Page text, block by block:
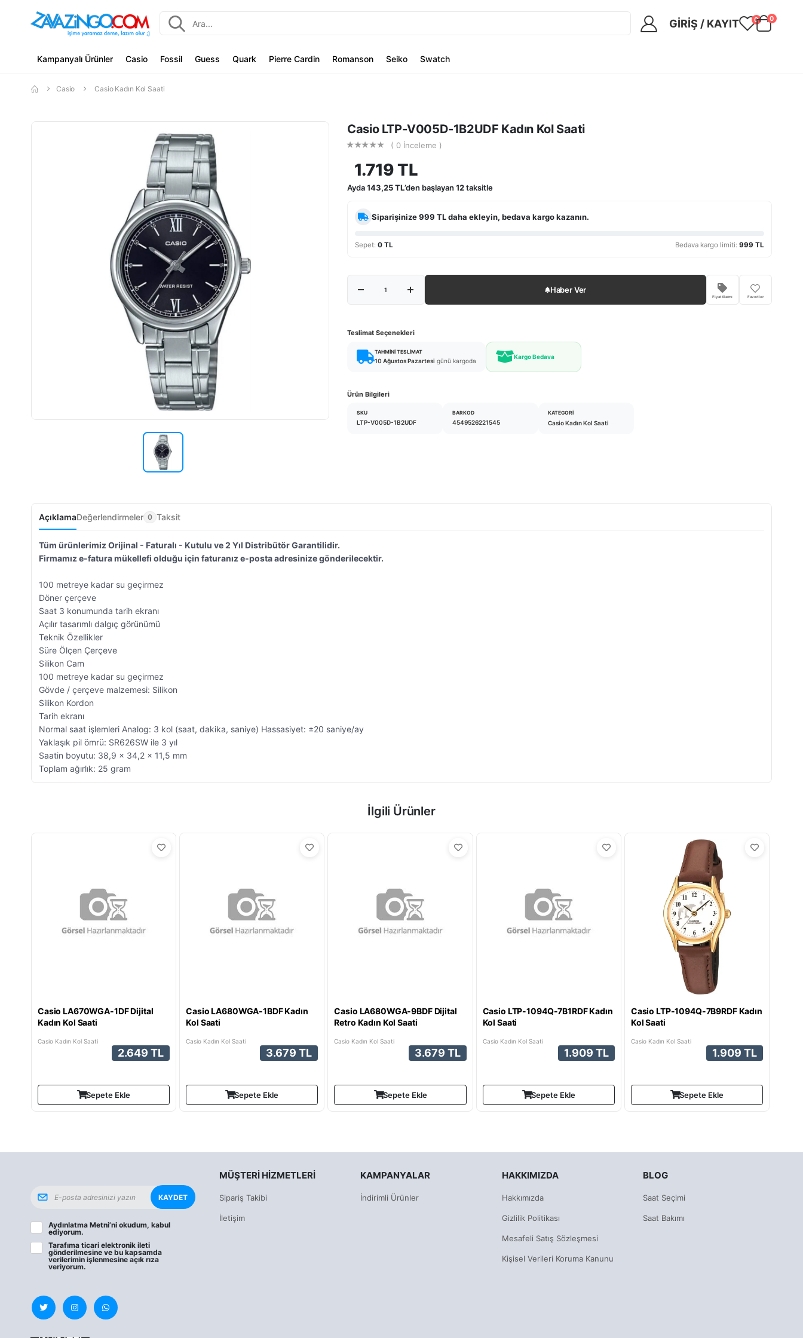
GIRIŞ / KAYIT 0 0
Kampanyalı Ürünler Casio Fossil Guess Quark Pierre Cardin Romanson Seiko Swatch
Casio Casio Kadın Kol Saati
Casio LTP-V005D-1B2UDF Kadın Kol Saati
( 0 İnceleme )
1.719 TL
Ayda143,25 TL’den başlayan12taksitle
Siparişinize999 TLdaha ekleyin, bedava kargo kazanın.
Sepet:0 TL Bedava kargo limiti: 999 TL
Haber Ver
Fiyat Alarmı Favoriler
Teslimat Seçenekleri
TAHMINI TESLIMAT
10 Ağustos Pazartesi günü kargoda
Kargo Bedava
Ürün Bilgileri
SKU
LTP-V005D-1B2UDF
BARKOD
4549526221545
KATEGORI
Casio Kadın Kol Saati
AçıklamaDeğerlendirmeler 0 Taksit
Tüm ürünlerimiz Orijinal - Faturalı - Kutulu ve 2 Yıl Distribütör Garantilidir.
Firmamız e-fatura mükellefi olduğu için faturanız e-posta adresinize gönderilecektir.
100 metreye kadar su geçirmez
Döner çerçeve
Saat 3 konumunda tarih ekranı
Açılır tasarımlı dalgıç görünümü
Teknik Özellikler
Süre Ölçen Çerçeve
Silikon Cam
100 metreye kadar su geçirmez
Gövde / çerçeve malzemesi: Silikon
Silikon Kordon
Tarih ekranı
Normal saat işlemleri Analog: 3 kol (saat, dakika, saniye) Hassasiyet: ±20 saniye/ay
Yaklaşık pil ömrü: SR626SW ile 3 yıl
Saatin boyutu: 38,9 × 34,2 × 11,5 mm
Toplam ağırlık: 25 gram
İlgili Ürünler
Casio LA670WGA-1DF Dijital
Kadın Kol Saati
Casio Kadın Kol Saati
2.649 TL
Sepete Ekle
Casio LA680WGA-1BDF Kadın
Kol Saati
Casio Kadın Kol Saati
3.679 TL
Sepete Ekle
Casio LA680WGA-9BDF Dijital
Retro Kadın Kol Saati
Casio Kadın Kol Saati
3.679 TL
Sepete Ekle
Casio LTP-1094Q-7B1RDF Kadın
Kol Saati
Casio Kadın Kol Saati
1.909 TL
Sepete Ekle
Casio LTP-1094Q-7B9RDF Kadın
Kol Saati
Casio Kadın Kol Saati
1.909 TL
Sepete Ekle
MÜŞTERI HIZMETLERI
Sipariş Takibi
İletişim
KAMPANYALAR
İndirimli Ürünler
HAKKIMIZDA
Hakkımızda
Gizlilik Politikası
Mesafeli Satış Sözleşmesi
Kişisel Verileri Koruma Kanunu
BLOG
Saat Seçimi
Saat Bakımı
KAYDET
Aydınlatma Metni’ni okudum, kabul
ediyorum.
Tarafıma ticari elektronik ileti
gönderilmesine ve bu kapsamda
verilerimin işlenmesineaçık rıza
veriyorum.